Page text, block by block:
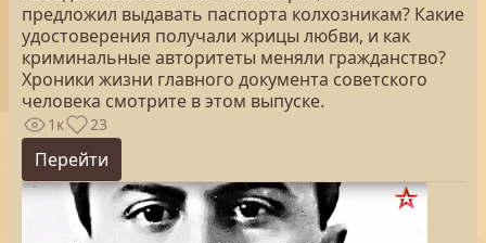
предложил выдавать паспорта колхозникам? Какие
удостоверения получали жрицы любви, и как
криминальные авторитеты меняли гражданство?
Хроники жизни главного документа советского
человека смотрите в этом выпуске.
1к 23
Перейти